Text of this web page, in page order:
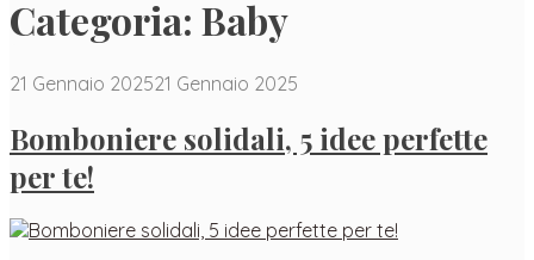
Categoria: Baby
21 Gennaio 202521 Gennaio 2025
Bomboniere solidali, 5 idee perfette
per te!